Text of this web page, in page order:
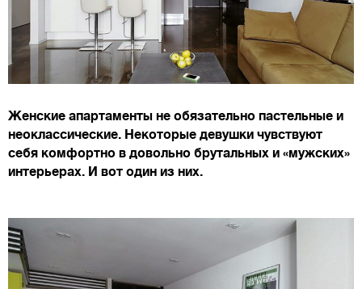
Женские апартаменты не обязательно пастельные и
неоклассические. Некоторые девушки чувствуют
себя комфортно в довольно брутальных и «мужских»
интерьерах. И вот один из них.